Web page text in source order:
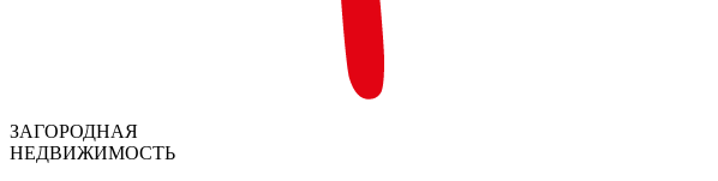
ЗАГОРОДНАЯ
НЕДВИЖИМОСТЬ